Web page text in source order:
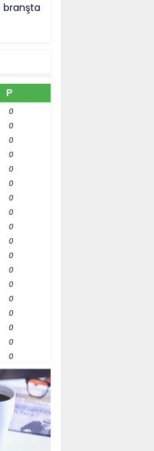
branşta
P
0
0
0
0
0
0
0
0
0
0
0
0
0
0
0
0
0
0